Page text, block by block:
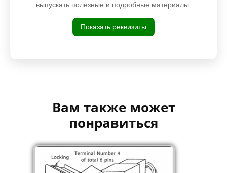
выпускать полезные и подробные материалы.
Показать реквизиты
Вам также может
понравиться